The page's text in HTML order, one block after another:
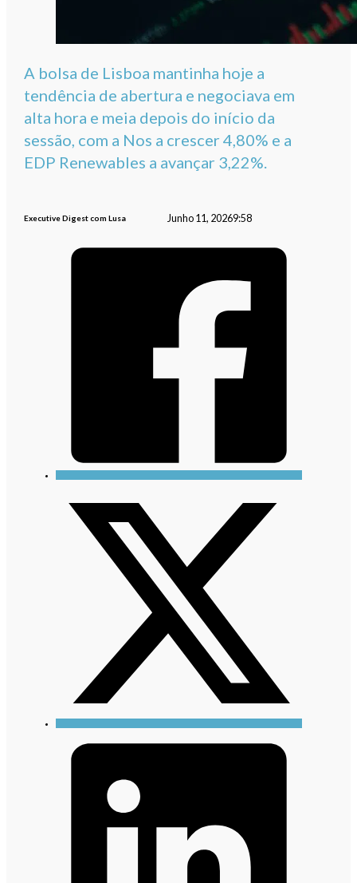
A bolsa de Lisboa mantinha hoje a
tendência de abertura e negociava em
alta hora e meia depois do início da
sessão, com a Nos a crescer 4,80% e a
EDP Renewables a avançar 3,22%.
Executive Digest com Lusa Junho 11, 20269:58